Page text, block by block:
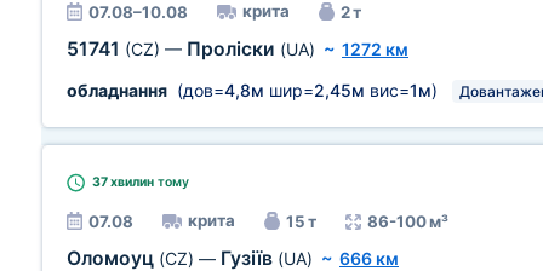
07.08–10.08 крита 2 т
51741 (CZ) — Проліски (UA) ~ 1272 км
обладнання (дов=4,8м шир=2,45м вис=1м)
37 хвилин тому
07.08 крита 15 т 86-100 м³
Оломоуц (CZ) — Гузіїв (UA) ~ 666 км